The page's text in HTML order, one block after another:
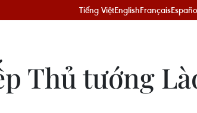
Tiếng ViệtEnglishFrançais
Thủ tướng